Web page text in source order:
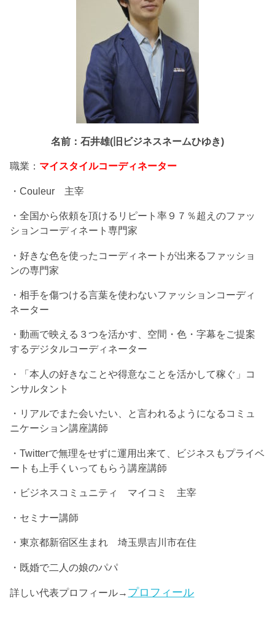
名前：石井雄(旧ビジネスネームひゆき)
職業： マイスタイルコーディネーター
・Couleur 主宰
・全国から依頼を頂けるリピート率９７％超えのファッ
ションコーディネート専門家
・好きな色を使ったコーディネートが出来るファッショ
ンの専門家
・相手を傷つける言葉を使わないファッションコーディ
ネーター
・動画で映える３つを活かす、空間・色・字幕をご提案
するデジタルコーディネーター
・「本人の好きなことや得意なことを活かして稼ぐ」コ
ンサルタント
・リアルでまた会いたい、と言われるようになるコミュ
ニケーション講座講師
・Twitterで無理をせずに運用出来て、ビジネスもプライベ
ートも上手くいってもらう講座講師
・ビジネスコミュニティ マイコミ 主宰
・セミナー講師
・東京都新宿区生まれ 埼玉県吉川市在住
・既婚で二人の娘のパパ
詳しい代表プロフィール→ プロフィール